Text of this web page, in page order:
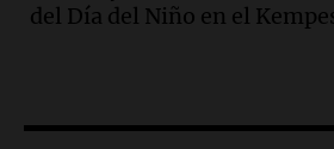
buscar ayuda el último
sobre la muerte del
del Día del Niño en el